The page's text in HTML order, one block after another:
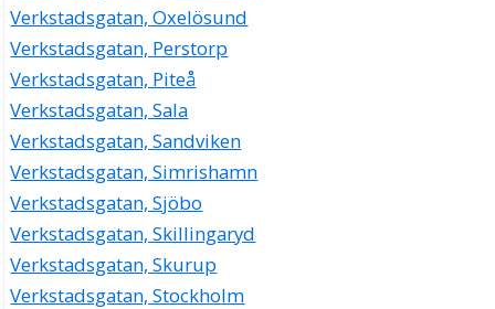
Verkstadsgatan, Oxelösund
Verkstadsgatan, Perstorp
Verkstadsgatan, Piteå
Verkstadsgatan, Sala
Verkstadsgatan, Sandviken
Verkstadsgatan, Simrishamn
Verkstadsgatan, Sjöbo
Verkstadsgatan, Skillingaryd
Verkstadsgatan, Skurup
Verkstadsgatan, Stockholm